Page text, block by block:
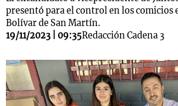
presentó para el control en los comicios
Bolívar de San Martín.
19/11/2023 | 09:35Redacción Cadena 3